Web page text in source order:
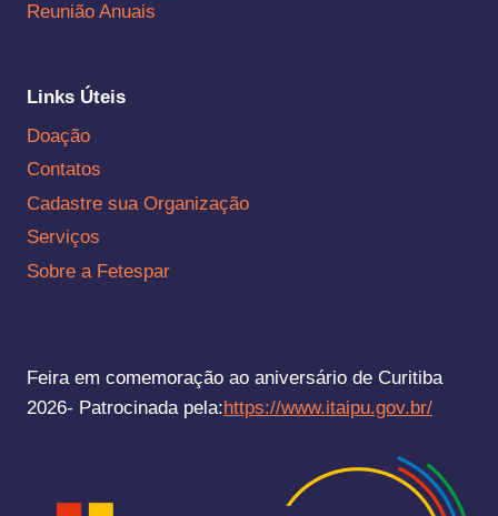
Reunião Anuais
Links Úteis
Doação
Contatos
Cadastre sua Organização
Serviços
Sobre a Fetespar
Feira em comemoração ao aniversário de Curitiba
2026- Patrocinada pela:https://www.itaipu.gov.br/